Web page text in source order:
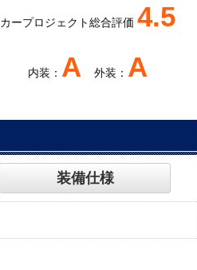
カープロジェクト総合評価4.5
内装： A 外装： A
装備仕様